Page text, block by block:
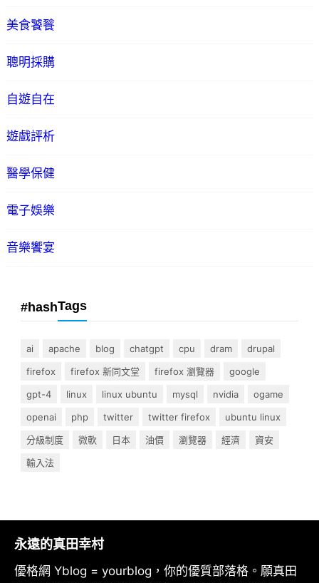
美食饕餮
聰明採購
自遊自在
遊戲評析
醫學保健
電子娛樂
音樂饗宴
#hashTags
ai apache blog chatgpt cpu dram
drupal
firefox
firefox 新同文堂 firefox 瀏覽器
google
gpt-4
linux linux ubuntu mysql nvidia
ogame
openai
php twitter twitter firefox
ubuntu linux
分級制度
微軟 日本 油價 瀏覽器 經濟
資安
輸入法
永遠的真田幸村
優格網 Yblog = yourblog，你的優質部落格。願真田